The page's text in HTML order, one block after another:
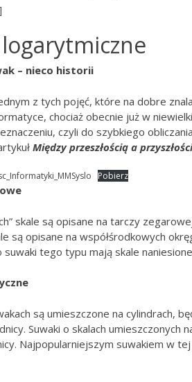
– nieco historii
z tych pojęć, które na dobre
chociaż obecnie już w
czyli do szybkiego
Między przeszłością a
Pobierz
skale są opisane na tarczy
są opisane na współśrodkowych
suwaki tego typu mają skale
są umieszczone na cylindrach,
Suwaki o skalach umieszczonych
Najpopularniejszym suwakiem w